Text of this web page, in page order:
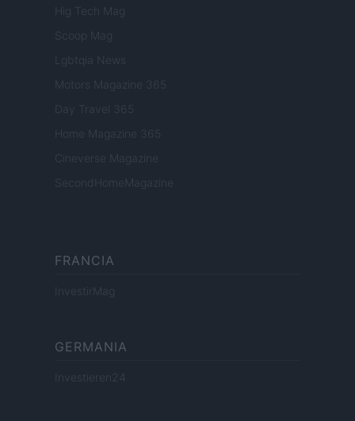
Hig Tech Mag
Scoop Mag
Lgbtqia News
Motors Magazine 365
Day Travel 365
Home Magazine 365
Cineverse Magazine
SecondHomeMagazine
FRANCIA
InvestirMag
GERMANIA
Investieren24